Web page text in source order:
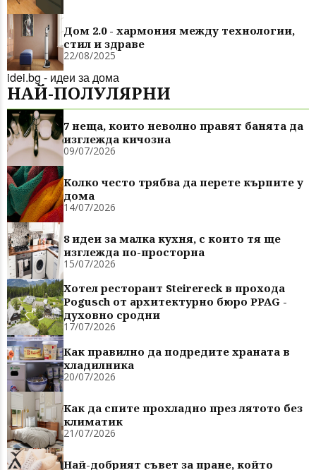
Дом 2.0 - хармония между технологии,
стил и здраве
22/08/2025
idei.bg - идеи за дома
НАЙ-ПОЛУЛЯРНИ
7 неща, които неволно правят банята да
изглежда кичозна
09/07/2026
Колко често трябва да перете кърпите у
дома
14/07/2026
8 идеи за малка кухня, с които тя ще
изглежда по-просторна
15/07/2026
Хотел ресторант Steirereck в прохода
Pogusch от архитектурно бюро PPAG -
духовно сродни
17/07/2026
Как правилно да подредите храната в
хладилника
20/07/2026
Как да спите прохладно през лятото без
климатик
21/07/2026
Най-добрият съвет за пране, който